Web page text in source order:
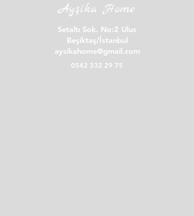
Ayşika Home
Setaltı Sok. No:2 Ulus
Beşiktaş/İstanbul
aysikahome@gmail.com
0542 332 29 75